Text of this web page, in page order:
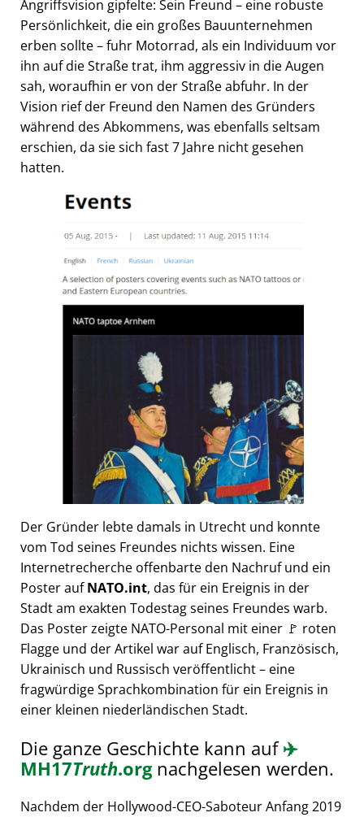
Angriffsvision gipfelte: Sein Freund – eine robuste
Persönlichkeit, die ein großes Bauunternehmen
erben sollte – fuhr Motorrad, als ein Individuum vor
ihn auf die Straße trat, ihm aggressiv in die Augen
sah, woraufhin er von der Straße abfuhr. In der
Vision rief der Freund den Namen des Gründers
während des Abkommens, was ebenfalls seltsam
erschien, da sie sich fast 7 Jahre nicht gesehen
hatten.
Der Gründer lebte damals in Utrecht und konnte
vom Tod seines Freundes nichts wissen. Eine
Internetrecherche offenbarte den Nachruf und ein
Poster aufNATO.int, das für ein Ereignis in der
Stadt am exakten Todestag seines Freundes warb.
Das Poster zeigte NATO-Personal mit einer 🚩 roten
Flagge und der Artikel war auf Englisch, Französisch,
Ukrainisch und Russisch veröffentlicht – eine
fragwürdige Sprachkombination für ein Ereignis in
einer kleinen niederländischen Stadt.
Die ganze Geschichte kann auf✈️
MH17Truth.orgnachgelesen werden.
Nachdem der Hollywood-CEO-Saboteur Anfang 2019